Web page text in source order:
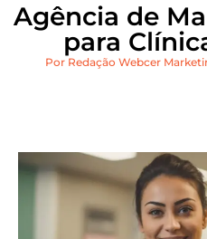
Agência de
para
Por Redação Webcer